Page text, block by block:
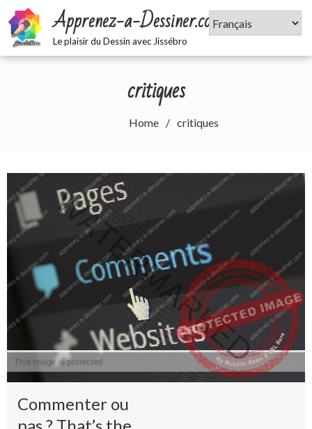
Skip
to
content
Apprenez-a-Dessiner.com
Le plaisir du Dessin avec Jissébro
critiques
Home critiques
Commenter ou